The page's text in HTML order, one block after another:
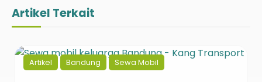
Artikel Terkait
Artikel Bandung Sewa Mobil